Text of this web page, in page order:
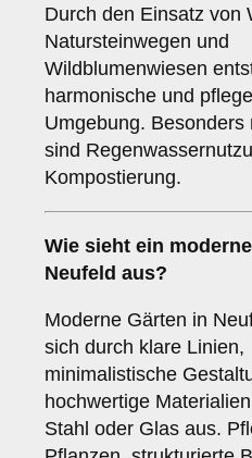
Durch den Einsatz von
Natursteinwegen und
Wildblumenwiesen
harmonische und
Umgebung. Besonders
sind
Kompostierung.
Wie sieht ein
Neufeld aus?
Moderne Gärten in
sich durch klare Linien,
minimalistische
hochwertige
Stahl oder Glas aus.